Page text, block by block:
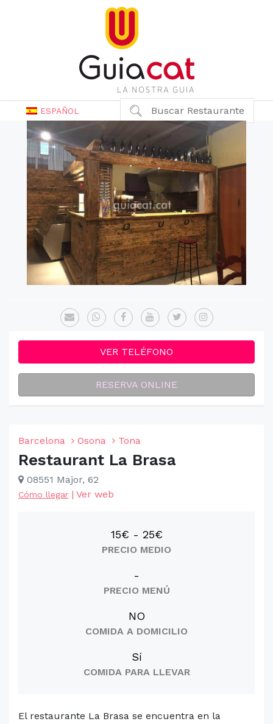
ESPAÑOL Buscar Restaurante
VER TELÉFONO
RESERVA ONLINE
Barcelona Osona Tona
Restaurant La Brasa
08551 Major, 62
Cómo llegar | Ver web
15€ - 25€
PRECIO MEDIO
-
PRECIO MENÚ
NO
COMIDA A DOMICILIO
Sí
COMIDA PARA LLEVAR
El restaurante La Brasa se encuentra en la